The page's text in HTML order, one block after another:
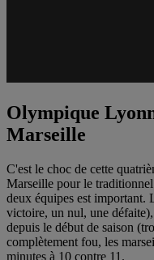
Olympique
Marseille
C'est le choc de cette
Marseille pour le
deux équipes est important.
victoire, un nul, une
depuis le début de saison
complètement fou, les
minutes à 10 contre 11.